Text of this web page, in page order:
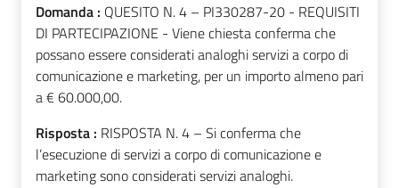
Domanda : QUESITO N. 4 – PI330287-20 - REQUISITI
DI PARTECIPAZIONE - Viene chiesta conferma che
possano essere considerati analoghi servizi a corpo di
comunicazione e marketing, per un importo almeno pari
a € 60.000,00.
Risposta : RISPOSTA N. 4 – Si conferma che
l’esecuzione di servizi a corpo di comunicazione e
marketing sono considerati servizi analoghi.